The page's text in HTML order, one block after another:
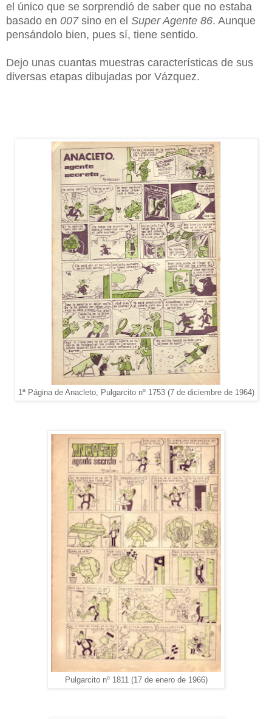
el único que se sorprendió de saber que no estaba
basado en 007sino en el Super Agente 86. Aunque
pensándolo bien, pues sí, tiene sentido.
Dejo unas cuantas muestras características de sus
diversas etapas dibujadas por Vázquez.
1ª Página de Anacleto, Pulgarcito nº 1753 (7 de diciembre de 1964)
Pulgarcito nº 1811 (17 de enero de 1966)